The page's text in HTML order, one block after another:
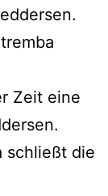
Zeit eine
schließt die